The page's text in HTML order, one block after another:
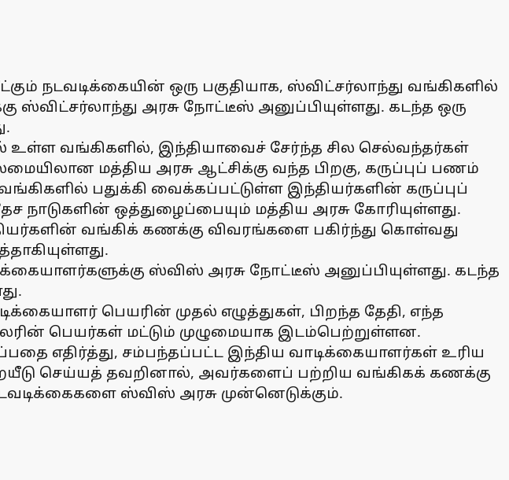
நடவடிக்கையின் ஒரு பகுதியாக, ஸ்விட்சர்லாந்து வங்கிகளில்
ஸ்விட்சர்லாந்து அரசு நோட்டீஸ் அனுப்பியுள்ளது. கடந்த ஒரு
உள்ள வங்கிகளில், இந்தியாவைச் சேர்ந்த சில செல்வந்தர்கள்
மத்திய அரசு ஆட்சிக்கு வந்த பிறகு, கருப்புப் பணம்
பதுக்கி வைக்கப்பட்டுள்ள இந்தியர்களின் கருப்புப்
ஒத்துழைப்பையும் மத்திய அரசு கோரியுள்ளது.
வங்கிக் கணக்கு விவரங்களை பகிர்ந்து கொள்வது
ஸ்விஸ் அரசு நோட்டீஸ் அனுப்பியுள்ளது. கடந்த
பெயரின் முதல் எழுத்துகள், பிறந்த தேதி, எந்த
பெயர்கள் மட்டும் முழுமையாக இடம்பெற்றுள்ளன.
எதிர்த்து, சம்பந்தப்பட்ட இந்திய வாடிக்கையாளர்கள் உரிய
செய்யத் தவறினால், அவர்களைப் பற்றிய வங்கிகக் கணக்கு
ஸ்விஸ் அரசு முன்னெடுக்கும்.